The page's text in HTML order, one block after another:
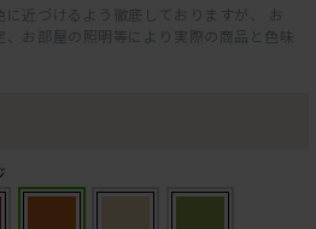
近づけるよう徹底しておりますが、 お
お部屋の照明等により実際の商品と色味